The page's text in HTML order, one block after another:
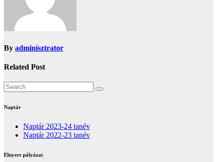
By adminisztrator
Related Post
Naptár
Naptár 2023-24 tanév
Naptár 2022-23 tanév
Elnyert pályázat